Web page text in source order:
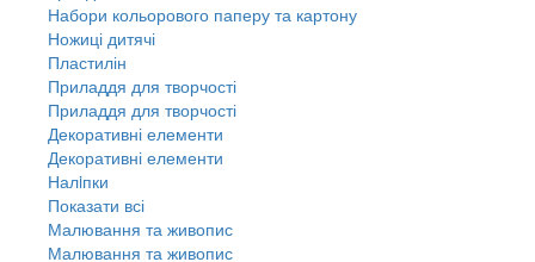
Набори кольорового паперу та картону
Ножиці дитячі
Пластилін
Приладдя для творчості
Приладдя для творчості
Декоративні елементи
Декоративні елементи
Налiпки
Показати всі
Малювання та живопис
Малювання та живопис